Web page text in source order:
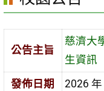
公告主旨
慈濟大
生資訊
發佈日期
2026 年